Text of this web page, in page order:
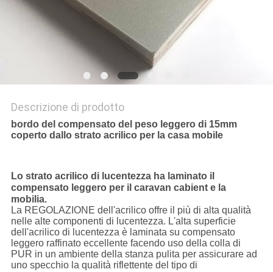
Descrizione di prodotto
bordo del compensato del peso leggero di 15mm
coperto dallo strato acrilico per la casa mobile
Lo strato acrilico di lucentezza ha laminato il
compensato leggero per il caravan cabient e la
mobilia.
La REGOLAZIONE dell'acrilico offre il più di alta qualità
nelle alte componenti di lucentezza. L'alta superficie
dell'acrilico di lucentezza è laminata su compensato
leggero raffinato eccellente facendo uso della colla di
PUR in un ambiente della stanza pulita per assicurare ad
uno specchio la qualità riflettente del tipo di